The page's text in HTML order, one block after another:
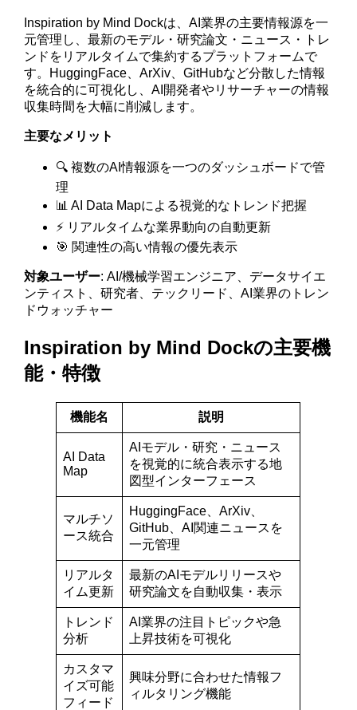
Inspiration by Mind Dockは、AI業界の主要情報源を一
元管理し、最新のモデル・研究論文・ニュース・トレ
ンドをリアルタイムで集約するプラットフォームで
す。HuggingFace、ArXiv、GitHubなど分散した情報
を統合的に可視化し、AI開発者やリサーチャーの情報
収集時間を大幅に削減します。
主要なメリット
🔍 複数のAI情報源を一つのダッシュボードで管
理
📊 AI Data Mapによる視覚的なトレンド把握
⚡ リアルタイムな業界動向の自動更新
🎯 関連性の高い情報の優先表示
対象ユーザー: AI/機械学習エンジニア、データサイエ
ンティスト、研究者、テックリード、AI業界のトレン
ドウォッチャー
Inspiration by Mind Dockの主要機
能・特徴
機能名 説明
AI Data
Map
AIモデル・研究・ニュース
を視覚的に統合表示する地
図型インターフェース
マルチソ
ース統合
HuggingFace、ArXiv、
GitHub、AI関連ニュースを
一元管理
リアルタ
イム更新
最新のAIモデルリリースや
研究論文を自動収集・表示
トレンド
分析
AI業界の注目トピックや急
上昇技術を可視化
カスタマ
イズ可能
フィード
興味分野に合わせた情報フ
ィルタリング機能